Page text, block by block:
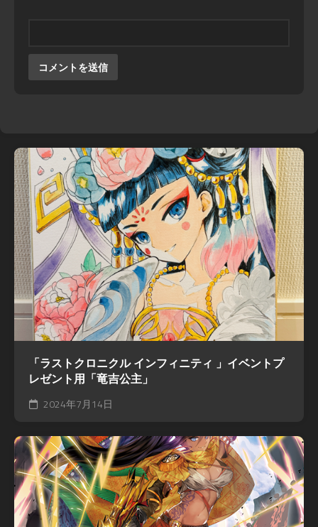
「ラストクロニクル インフィニティ 」イベントプ
レゼント用「竜吉公主」
2024年7月14日